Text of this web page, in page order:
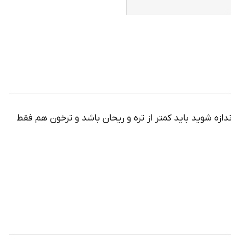
شوید باید کمتر از تره و ریحان باشد و ترخون هم فقط